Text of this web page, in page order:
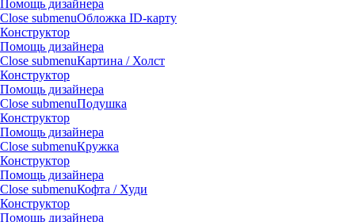
Помощь дизайнера
Close submenuОбложка ID-карту
Конструктор
Помощь дизайнера
Close submenuКартина / Холст
Конструктор
Помощь дизайнера
Close submenuПодушка
Конструктор
Помощь дизайнера
Close submenuКружка
Конструктор
Помощь дизайнера
Close submenuКофта / Худи
Конструктор
Помощь дизайнера